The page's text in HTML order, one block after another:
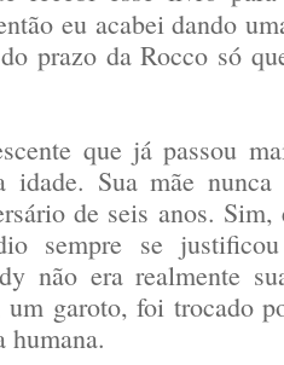
eu acabei dando
prazo da Rocco só
que já passou
idade. Sua mãe
de seis anos. Sim,
sempre se
não era realmente
garoto, foi trocado
humana.